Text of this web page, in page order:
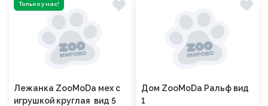
Лежанка ZooMoDa мех с
игрушкой круглая вид 5
Только у нас!
Дом ZooMoDa Ральф вид
1